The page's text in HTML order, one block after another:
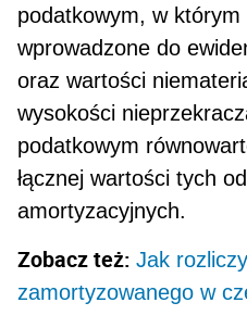
podatkowym, w którym
wprowadzone do
oraz wartości
wysokości
podatkowym
łącznej wartości tych
amortyzacyjnych.
Zobacz też:Jak
zamortyzowanego w